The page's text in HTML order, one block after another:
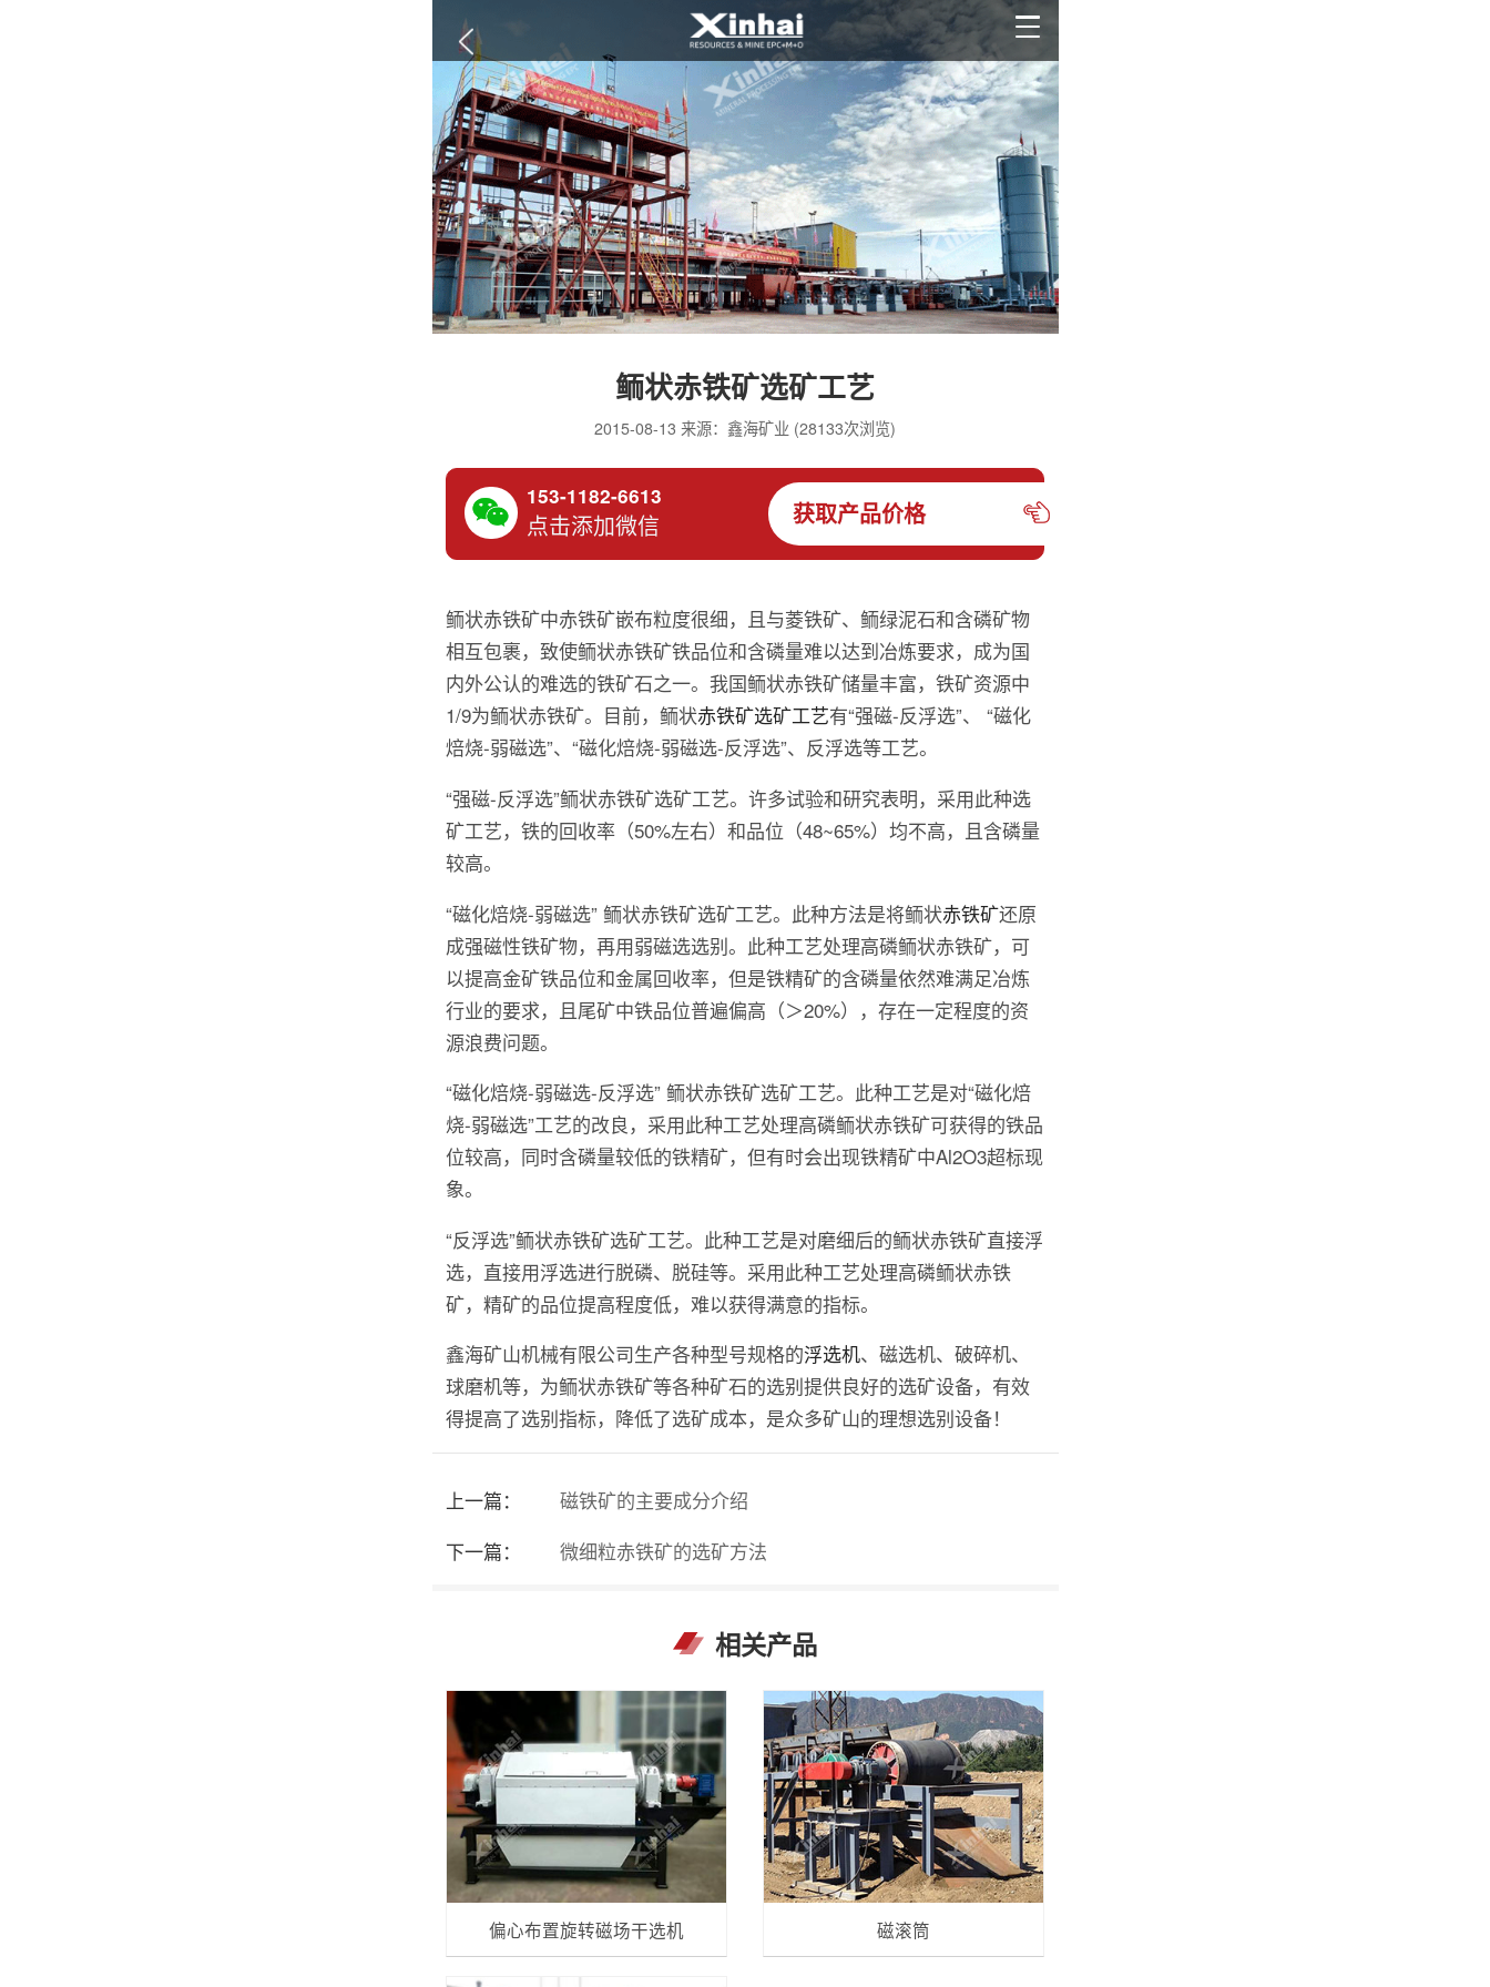
鲕状赤铁矿选矿工艺
2015-08-13 来源：鑫海矿业 (28133次浏览)
153-1182-6613
点击添加微信 获取产品价格
鲕状赤铁矿中赤铁矿嵌布粒度很细，且与菱铁矿、鲕绿泥石和含磷矿物
相互包裹，致使鲕状赤铁矿铁品位和含磷量难以达到冶炼要求，成为国
内外公认的难选的铁矿石之一。我国鲕状赤铁矿储量丰富，铁矿资源中
1/9为鲕状赤铁矿。目前，鲕状赤铁矿选矿工艺有“强磁-反浮选”、 “磁化
焙烧-弱磁选”、“磁化焙烧-弱磁选-反浮选”、反浮选等工艺。
“强磁-反浮选”鲕状赤铁矿选矿工艺。许多试验和研究表明，采用此种选
矿工艺，铁的回收率（50%左右）和品位（48~65%）均不高，且含磷量
较高。
“磁化焙烧-弱磁选” 鲕状赤铁矿选矿工艺。此种方法是将鲕状赤铁矿还原
成强磁性铁矿物，再用弱磁选选别。此种工艺处理高磷鲕状赤铁矿，可
以提高金矿铁品位和金属回收率，但是铁精矿的含磷量依然难满足冶炼
行业的要求，且尾矿中铁品位普遍偏高（＞20%），存在一定程度的资
源浪费问题。
“磁化焙烧-弱磁选-反浮选” 鲕状赤铁矿选矿工艺。此种工艺是对“磁化焙
烧-弱磁选”工艺的改良，采用此种工艺处理高磷鲕状赤铁矿可获得的铁品
位较高，同时含磷量较低的铁精矿，但有时会出现铁精矿中Al2O3超标现
象。
“反浮选”鲕状赤铁矿选矿工艺。此种工艺是对磨细后的鲕状赤铁矿直接浮
选，直接用浮选进行脱磷、脱硅等。采用此种工艺处理高磷鲕状赤铁
矿，精矿的品位提高程度低，难以获得满意的指标。
鑫海矿山机械有限公司生产各种型号规格的浮选机、磁选机、破碎机、
球磨机等，为鲕状赤铁矿等各种矿石的选别提供良好的选矿设备，有效
得提高了选别指标，降低了选矿成本，是众多矿山的理想选别设备！
上一篇：
磁铁矿的主要成分介绍
下一篇：
微细粒赤铁矿的选矿方法
相关产品
偏心布置旋转磁场干选机 磁滚筒